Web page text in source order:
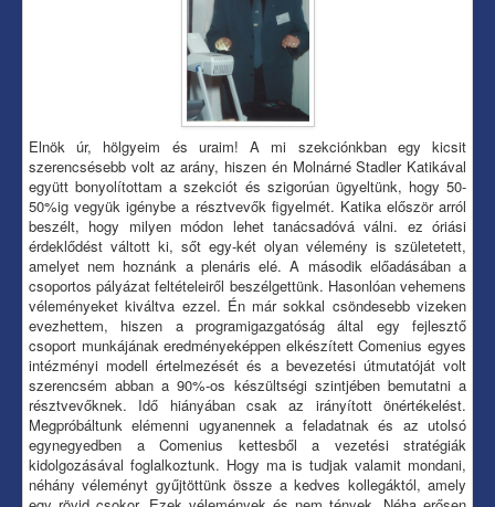
Elnök úr, hölgyeim és uraim! A mi szekciónkban egy kicsit
szerencsésebb volt az arány, hiszen én Molnárné Stadler Katikával
együtt bonyolítottam a szekciót és szigorúan ügyeltünk, hogy 50-
50%ig vegyük igénybe a résztvevők figyelmét. Katika először arról
beszélt, hogy milyen módon lehet tanácsadóvá válni. ez óriási
érdeklődést váltott ki, sőt egy-két olyan vélemény is születetett,
amelyet nem hoznánk a plenáris elé. A második előadásában a
csoportos pályázat feltételeiről beszélgettünk. Hasonlóan vehemens
véleményeket kiváltva ezzel. Én már sokkal csöndesebb vizeken
evezhettem, hiszen a programigazgatóság által egy fejlesztő
csoport munkájának eredményeképpen elkészített Comenius egyes
intézményi modell értelmezését és a bevezetési útmutatóját volt
szerencsém abban a 90%-os készültségi szintjében bemutatni a
résztvevőknek. Idő hiányában csak az irányított önértékelést.
Megpróbáltunk elémenni ugyanennek a feladatnak és az utolsó
egynegyedben a Comenius kettesből a vezetési stratégiák
kidolgozásával foglalkoztunk. Hogy ma is tudjak valamit mondani,
néhány véleményt gyűjtöttünk össze a kedves kollegáktól, amely